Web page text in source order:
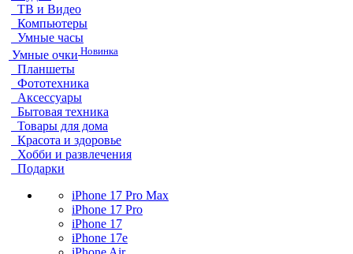
ТВ и Видео
Компьютеры
Умные часы
Умные очки Новинка
Планшеты
Фототехника
Аксессуары
Бытовая техника
Товары для дома
Красота и здоровье
Хобби и развлечения
Подарки
iPhone 17 Pro Max
iPhone 17 Pro
iPhone 17
iPhone 17e